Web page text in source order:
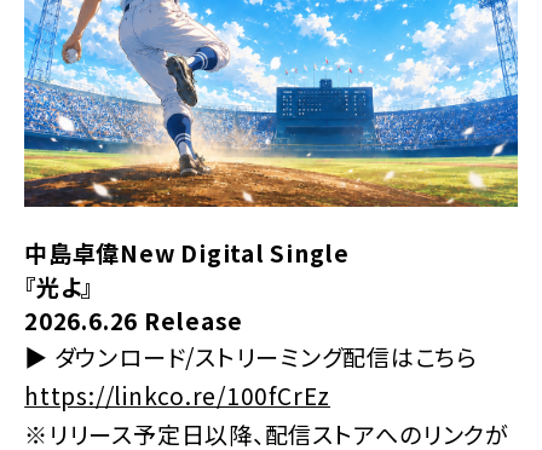
中島卓偉New Digital Single
『光よ』
2026.6.26 Release
▶︎ ダウンロード/ストリーミング配信はこちら
https://linkco.re/100fCrEz
※リリース予定日以降、配信ストアへのリンクが